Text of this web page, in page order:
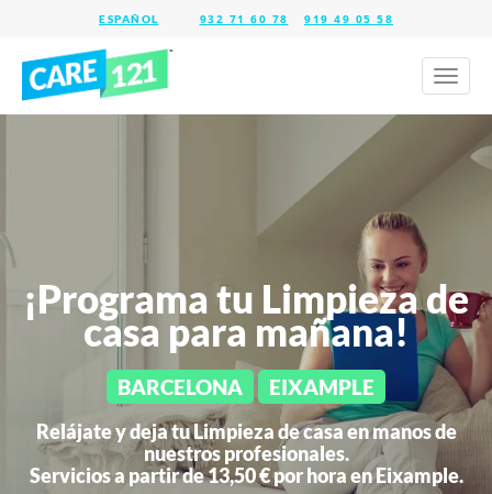
932 71 60 78 919 49 05 58
Toggle
¡Programa tu Limpieza de
casa para mañana!
BARCELONA EIXAMPLE
Relájate y deja tu Limpieza de casa en manos de
nuestros profesionales.
Servicios a partir de 13,50 € por hora enEixample.